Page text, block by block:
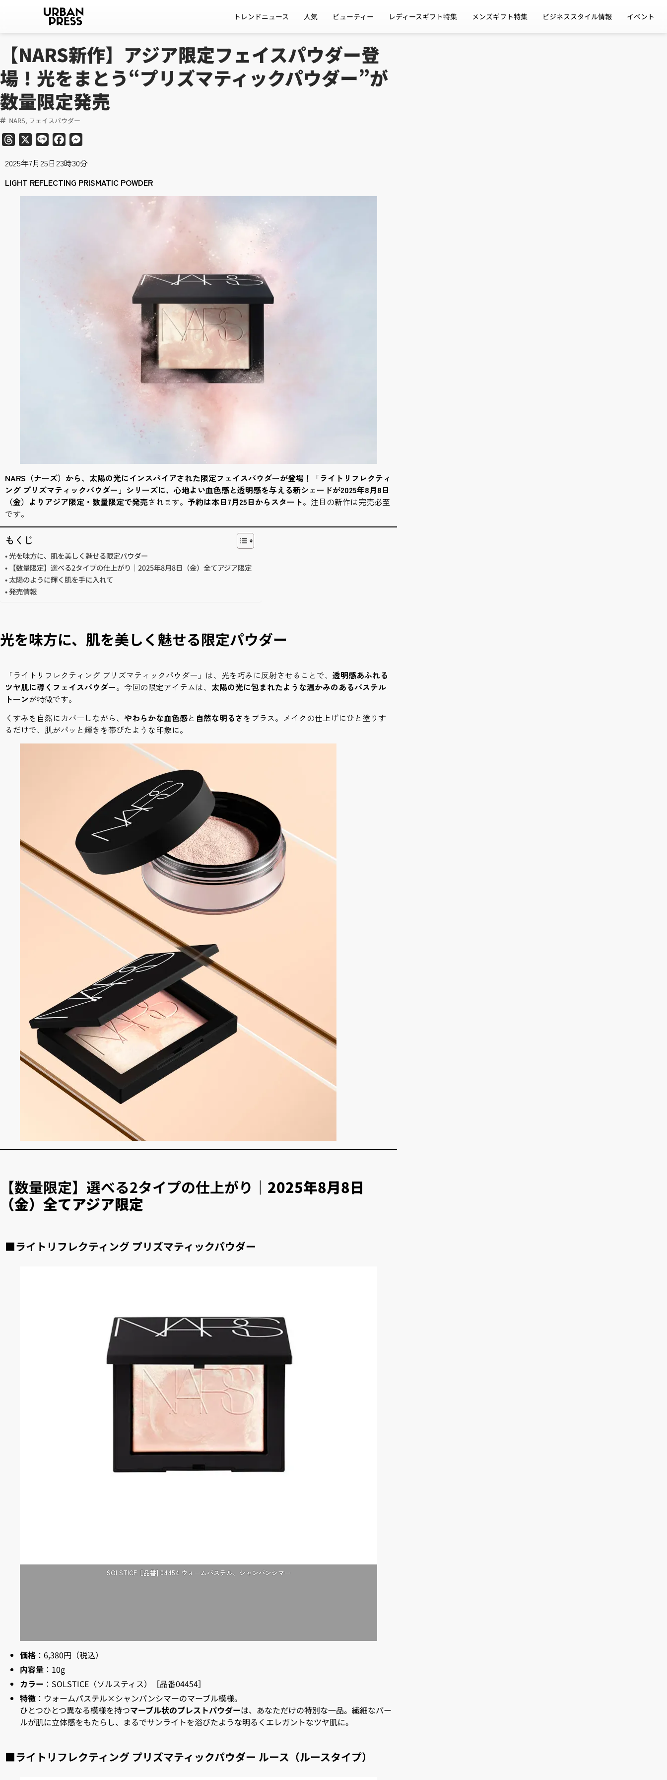
トレンドニュース 人気 ビューティー レディースギフト特集 メンズギフト特集 ビジネススタイル情報 イベント
【NARS新作】アジア限定フェイスパウダー登
場！光をまとう“プリズマティックパウダー”が
数量限定発売
NARS, フェイスパウダー
Threads Line Facebook
2025年7月25日23時30分
LIGHT REFLECTING PRISMATIC POWDER
NARS（ナーズ）から、太陽の光にインスパイアされた限定フェイスパウダーが登場！「ライトリフレクティ
ング プリズマティックパウダー」シリーズに、心地よい血色感と透明感を与える新シェードが2025年8月8日
（金）よりアジア限定・数量限定で発売されます。 予約は本日7月25日からスタート。注目の新作は完売必至
です。
もくじ
光を味方に、肌を美しく魅せる限定パウダー
【数量限定】選べる2タイプの仕上がり｜2025年8月8日（金）全てアジア限定
太陽のように輝く肌を手に入れて
発売情報
光を味方に、肌を美しく魅せる限定パウダー
「ライトリフレクティング プリズマティックパウダー」は、光を巧みに反射させることで、 透明感あふれる
ツヤ肌に導くフェイスパウダー。今回の限定アイテムは、 太陽の光に包まれたような温かみのあるパステル
トーンが特徴です。
くすみを自然にカバーしながら、 やわらかな血色感と 自然な明るさをプラス。メイクの仕上げにひと塗りす
るだけで、肌がパッと輝きを帯びたような印象に。
【数量限定】選べる2タイプの仕上がり｜ 2025年8月8日
（金）全てアジア限定
■ライトリフレクティング プリズマティックパウダー
SOLSTICE［品番] 04454 ウォームパステル、シャンパンシマー
価格 ：6,380円（税込）
内容量 ：10g
カラー ：SOLSTICE（ソルスティス）［品番04454］
特徴 ：ウォームパステル×シャンパンシマーのマーブル模様。
ひとつひとつ異なる模様を持つマーブル状のプレストパウダーは、あなただけの特別な一品。繊細なパー
ルが肌に立体感をもたらし、まるでサンライトを浴びたような明るくエレガントなツヤ肌に。
■ライトリフレクティング プリズマティックパウダー ルース（ルースタイプ）